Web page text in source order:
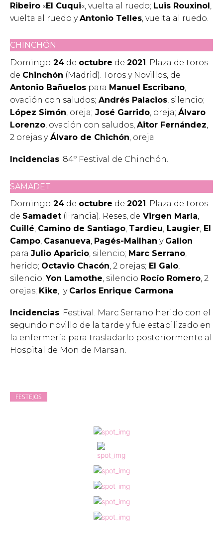
Ribeiro «El Cuqui«, vuelta al ruedo; Luis Rouxinol
vuelta al ruedo yAntonio Telles , vuelta al ruedo.
CHINCHÓN
Domingo 24 de octubre de 2021. Plaza de toros
de Chinchón (Madrid). Toros y Novillos, de
Antonio Bañuelos para Manuel Escribano,
ovación con saludos; Andrés Palacios, silencio;
López Simón, oreja; José Garrido, oreja; Álvaro
Lorenzo, ovación con saludos, Aitor Fernández,
2 orejas yÁlvaro de Chichón, oreja
Incidencias: 84º Festival de Chinchón.
SAMADET
Domingo 24 de octubre de 2021 . Plaza de toros
de Samadet (Francia). Reses, de Virgen María,
Cuillé, Camino de Santiago, Tardieu, Laugier, El
Campo, Casanueva, Pagés-Mailhan y Gallon
para Julio Aparicio, silencio; Marc Serrano,
herido; Octavio Chacón, 2 orejas; El Galo,
silencio;Yon Lamothe, silencio Rocío Romero, 2
orejas; Kike, y Carlos Enrique Carmona.
Incidencias: Festival. Marc Serrano herido con el
segundo novillo de la tarde y fue estabilizado en
la enfermería para trasladarlo posteriormente al
Hospital de Mon de Marsan.
FESTEJOS